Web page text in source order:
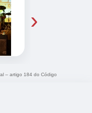
›
– artigo 184 do Código